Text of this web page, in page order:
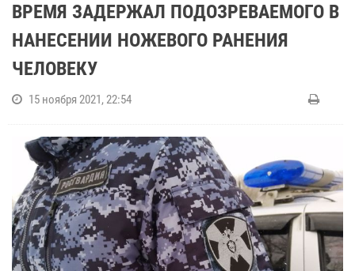
ВРЕМЯ ЗАДЕРЖАЛ ПОДОЗРЕВАЕМОГО В
НАНЕСЕНИИ НОЖЕВОГО РАНЕНИЯ
ЧЕЛОВЕКУ
15 ноября 2021, 22:54